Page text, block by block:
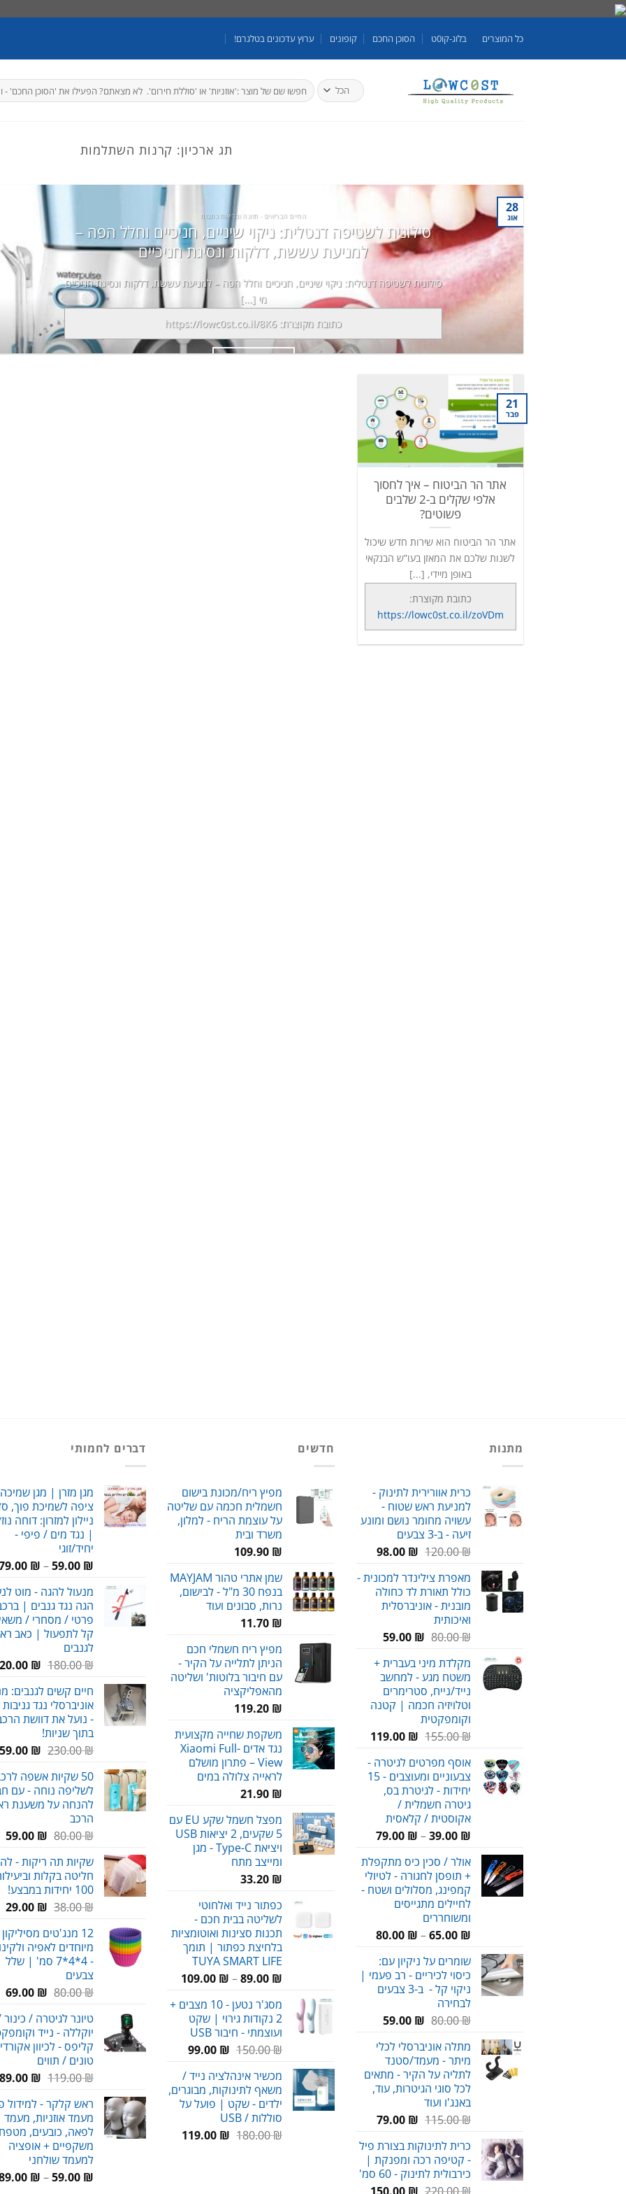
כל המוצרים בלוג-קו0ט הסוכן החכם קופונים ערוץ עדכונים בטלגרם!
חיפוש
עבור:
תג ארכיון: קרנות השתלמות
החיים הבריאים - תזונה ובריאות כתבות
סילונית לשטיפה דנטלית: ניקוי שיניים, חניכיים וחלל הפה –
למניעת עששת, דלקות ונסיגת חניכיים
סילונית לשטיפה דנטלית: ניקוי שיניים, חניכיים וחלל הפה – למניעת עששת, דלקות ונסיגת חניכיים
מי [...]
כתובת מקוצרת:https://lowc0st.co.il/8K6
המשך קריאה→
28
אוג
אתר הר הביטוח – איך לחסוך
אלפי שקלים ב-2 שלבים
פשוטים?
אתר הר הביטוח הוא שירות חדש שיכול
לשנות שלכם את המאזן בעו”ש הבנקאי
באופן מיידי, [...]
כתובת מקוצרת:
https://lowc0st.co.il/zoVDm
21
פבר
מתנות
כרית אוורירית לתינוק -
למניעת ראש שטוח -
עשויה מחומר נושם ומונע
זיעה - ב-3 צבעים
120.00₪
המחיר
היה:
120.00 ₪.
98.00 ₪
המחיר
הוא:
98.00 ₪.
מאפרת צילינדר למכונית -
כולל תאורת לד כחולה
מובנית - אוניברסלית
ואיכותית
80.00₪
המחיר
היה:
80.00 ₪.
59.00 ₪
המחיר
הוא:
59.00 ₪.
מקלדת מיני בעברית +
משטח מגע - למחשב
נייד/נייח, סטרימרים
וטלויזיה חכמה | קטנה
וקומפקטית
155.00₪
המחיר
היה:
155.00 ₪.
119.00 ₪
המחיר
הוא:
119.00 ₪.
אוסף מפרטים לגיטרה -
צבעוניים ומעוצבים - 15
יחידות - לגיטרת בס,
גיטרה חשמלית /
אקוסטית / קלאסית
39.00 ₪
–
79.00 ₪
טווח
עד
אולר / סכין כיס מתקפלת
+ תופסן לחגורה - לטיולי
קמפינג, מסלולים ושטח -
לחיילים מתגייסים
ומשוחררים
65.00 ₪
–
80.00 ₪
טווח
עד
שומרים על ניקיון עם:
כיסוי לכיריים - רב פעמי |
ניקוי קל - ב-3 צבעים
לבחירה
80.00₪
המחיר
היה:
80.00 ₪.
59.00 ₪
המחיר
הוא:
מתלה אוניברסלי לכלי
מיתר - מעמד/סטנד
לתליה על הקיר - מתאים
לכל סוגי הגיטרות, עוד,
באנג'ו ועוד
115.00₪
המחיר
היה:
115.00 ₪.
79.00 ₪
המחיר
הוא:
79.00 ₪.
כרית לתינוקות בצורת פיל
- קטיפה רכה ומפנקת |
כירבולית לתינוק - 60 סמ'
המחיר
המחיר
חדשים
מפיץ ריח/מכונת בישום
חשמלית חכמה עם שליטה
על עוצמת הריח - למלון,
משרד ובית
109.90 ₪
שמן אתרי טהור MAYJAM
בנפח 30 מ"ל - לבישום,
נרות, סבונים ועוד
11.70 ₪
מפיץ ריח חשמלי חכם
הניתן לתלייה על הקיר -
עם חיבור בלוטות' ושליטה
מהאפליקציה
119.20 ₪
משקפת שחייה מקצועית
נגד אדים Xiaomi Full-
View – פתרון מושלם
לראייה צלולה במים
21.90 ₪
מפצל חשמל שקע EU עם
5 שקעים, 2 יציאות USB
ויציאת Type-C - מגן
ומייצב מתח
33.20 ₪
כפתור נייד ואלחוטי
לשליטה בבית חכם -
תכנות סצינות ואוטומציות
בלחיצת כפתור | תומך
TUYA SMART LIFE
89.00 ₪
–
109.00 ₪
מסג'ר נטען - 10 מצבים +
2 נקודות גירוי | שקט
ועוצמתי - חיבור USB
150.00₪
המחיר
היה:
150.00 ₪.
99.00 ₪
המחיר
הוא:
99.00 ₪.
מכשיר אינהלציה נייד /
משאף לתינוקות, מבוגרים,
ילדים - שקט | פועל על
סוללות / USB
180.00₪
המחיר119.00 ₪
המחיר
דברים לחמותי
מגן מזרן | מגן
ציפה לשמיכת פוך,
ניילון למזרון: דוחה
| נגד מים / פיפי -
יחיד/זוגי
59.00 ₪
–
₪
מנעול להגה - מוט
הגה נגד גנבים |
פרטי / מסחרי /
קל לתפעול | כאב
לגנבים
180.00₪
המחיר
היה:
180.00 ₪.
₪
חיים קשים לגנבים:
אוניברסלי נגד
- נועל את דוושת
בתוך שניות!
230.00₪
המחיר
היה:
230.00 ₪.
₪
50 שקיות אשפה
לשליפה נוחה - עם
להנחה על משענת
הרכב
80.00₪
המחיר
היה:
80.00 ₪.
59.00 ₪
שקיות תה ריקות -
חליטה בקלות
100 יחידות במבצע!
38.00₪
המחיר
היה:
38.00 ₪.
29.00 ₪
12 מנג'טים
מיוחדים לאפיה
- 4*4*7 סמ' | שלל
צבעים
80.00₪
המחיר
היה:
80.00 ₪.
69.00 ₪
טיונר לגיטרה /
יוקללה - נייד
קליפס - לכיוון
טונים / תווים
119.00₪
המחיר
היה:
119.00 ₪.
89.00 ₪
ראש קלקר - למידול
מעמד אוזניות, מעמד
לפאה, כובעים,
משקפיים + אופציה
למעמד שולחני
59.00 ₪
–
₪